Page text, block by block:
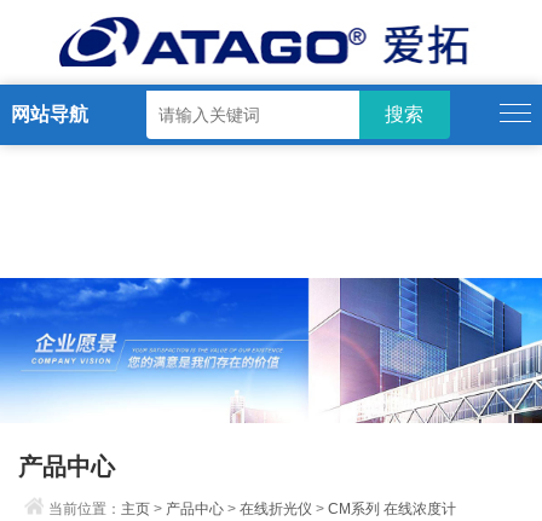
网站导航
产品中心
当前位置： 主页 > 产品中心 >在线折光仪 >CM系列 在线浓度计